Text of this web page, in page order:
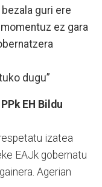
guri ere
ez gara
dugu”
EH Bildu
izatea
EAJk gobernatu
Agerian